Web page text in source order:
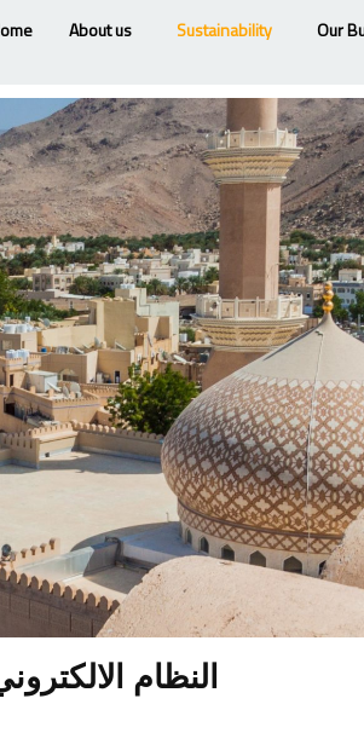
About us Sustainability Our
النظام